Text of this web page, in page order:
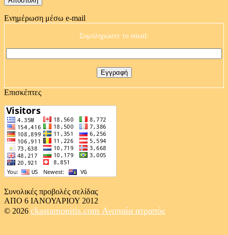
Ενημέρωση μέσω e-mail
Συμπληρώστε το email:
Επισκέπτες
Συνολικές προβολές σελίδας
ΑΠΟ 6 ΙΑΝΟΥΑΡΙΟΥ 2012
© 2026 ckastamonitis.com Ανοπαία ατραπός